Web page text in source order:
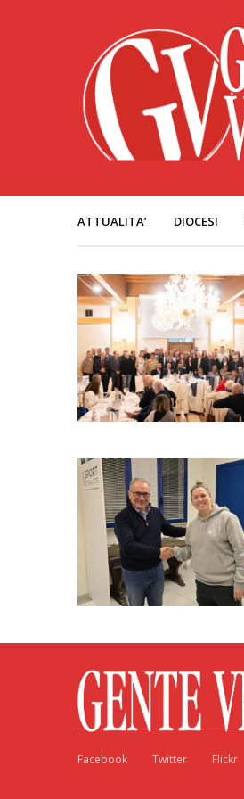
ATTUALITA’ DIOCESI
Facebook Twitter Flickr